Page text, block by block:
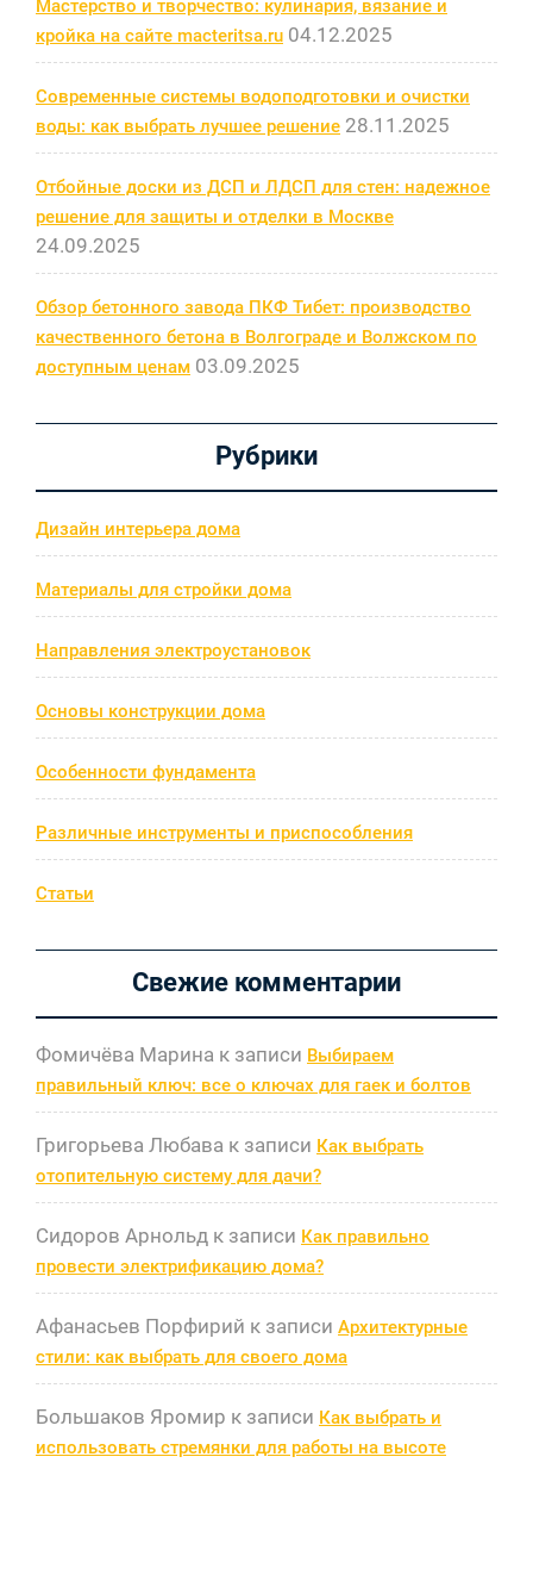
Мастерство и творчество: кулинария, вязание и
кройка на сайте macteritsa.ru 04.12.2025
Современные системы водоподготовки и очистки
воды: как выбрать лучшее решение 28.11.2025
Отбойные доски из ДСП и ЛДСП для стен: надежное
решение для защиты и отделки в Москве
24.09.2025
Обзор бетонного завода ПКФ Тибет: производство
качественного бетона в Волгограде и Волжском по
доступным ценам 03.09.2025
Рубрики
Дизайн интерьера дома
Материалы для стройки дома
Направления электроустановок
Основы конструкции дома
Особенности фундамента
Различные инструменты и приспособления
Статьи
Свежие комментарии
Фомичёва Марина к записи Выбираем
правильный ключ: все о ключах для гаек и болтов
Григорьева Любава к записи Как выбрать
отопительную систему для дачи?
Сидоров Арнольд к записи Как правильно
провести электрификацию дома?
Афанасьев Порфирий к записи Архитектурные
стили: как выбрать для своего дома
Большаков Яромир к записи Как выбрать и
использовать стремянки для работы на высоте